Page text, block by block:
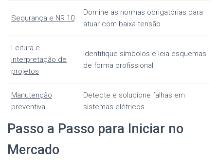
Segurança e NR 10
Domine as normas obrigatórias para
atuar com baixa tensão
Leitura e
interpretação de
projetos
Identifique símbolos e leia esquemas
de forma profissional
Manutenção
preventiva
Detecte e solucione falhas em
sistemas elétricos
Passo a Passo para Iniciar no
Mercado